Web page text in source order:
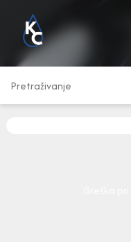
Pogledaj sve